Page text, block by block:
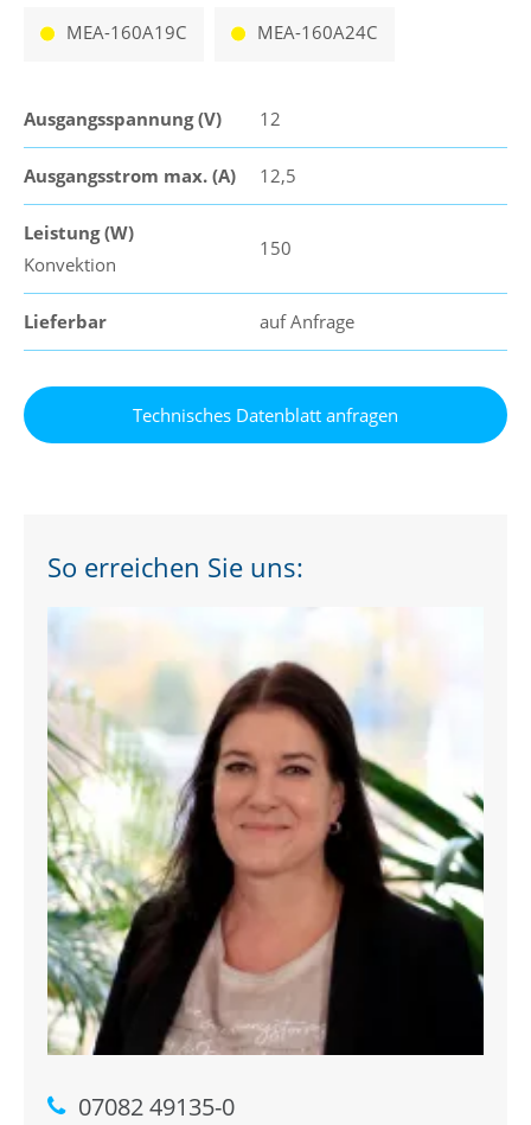
MEA-160A19C MEA-160A24C
Ausgangsspannung (V) 12
Ausgangsstrom max. (A) 12,5
Leistung (W)
Konvektion
150
Lieferbar auf Anfrage
So erreichen Sie uns:
07082 49135-0